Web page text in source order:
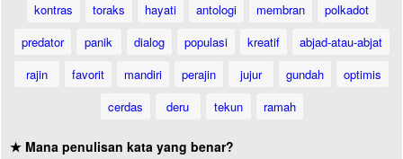
kontras
toraks hayati antologi membran
polkadot
predator
panik dialog populasi kreatif
abjad-atau-abjat
rajin
favorit mandiri perajin jujur gundah
optimis
cerdas
deru tekun ramah
★ Mana penulisan kata yang benar?